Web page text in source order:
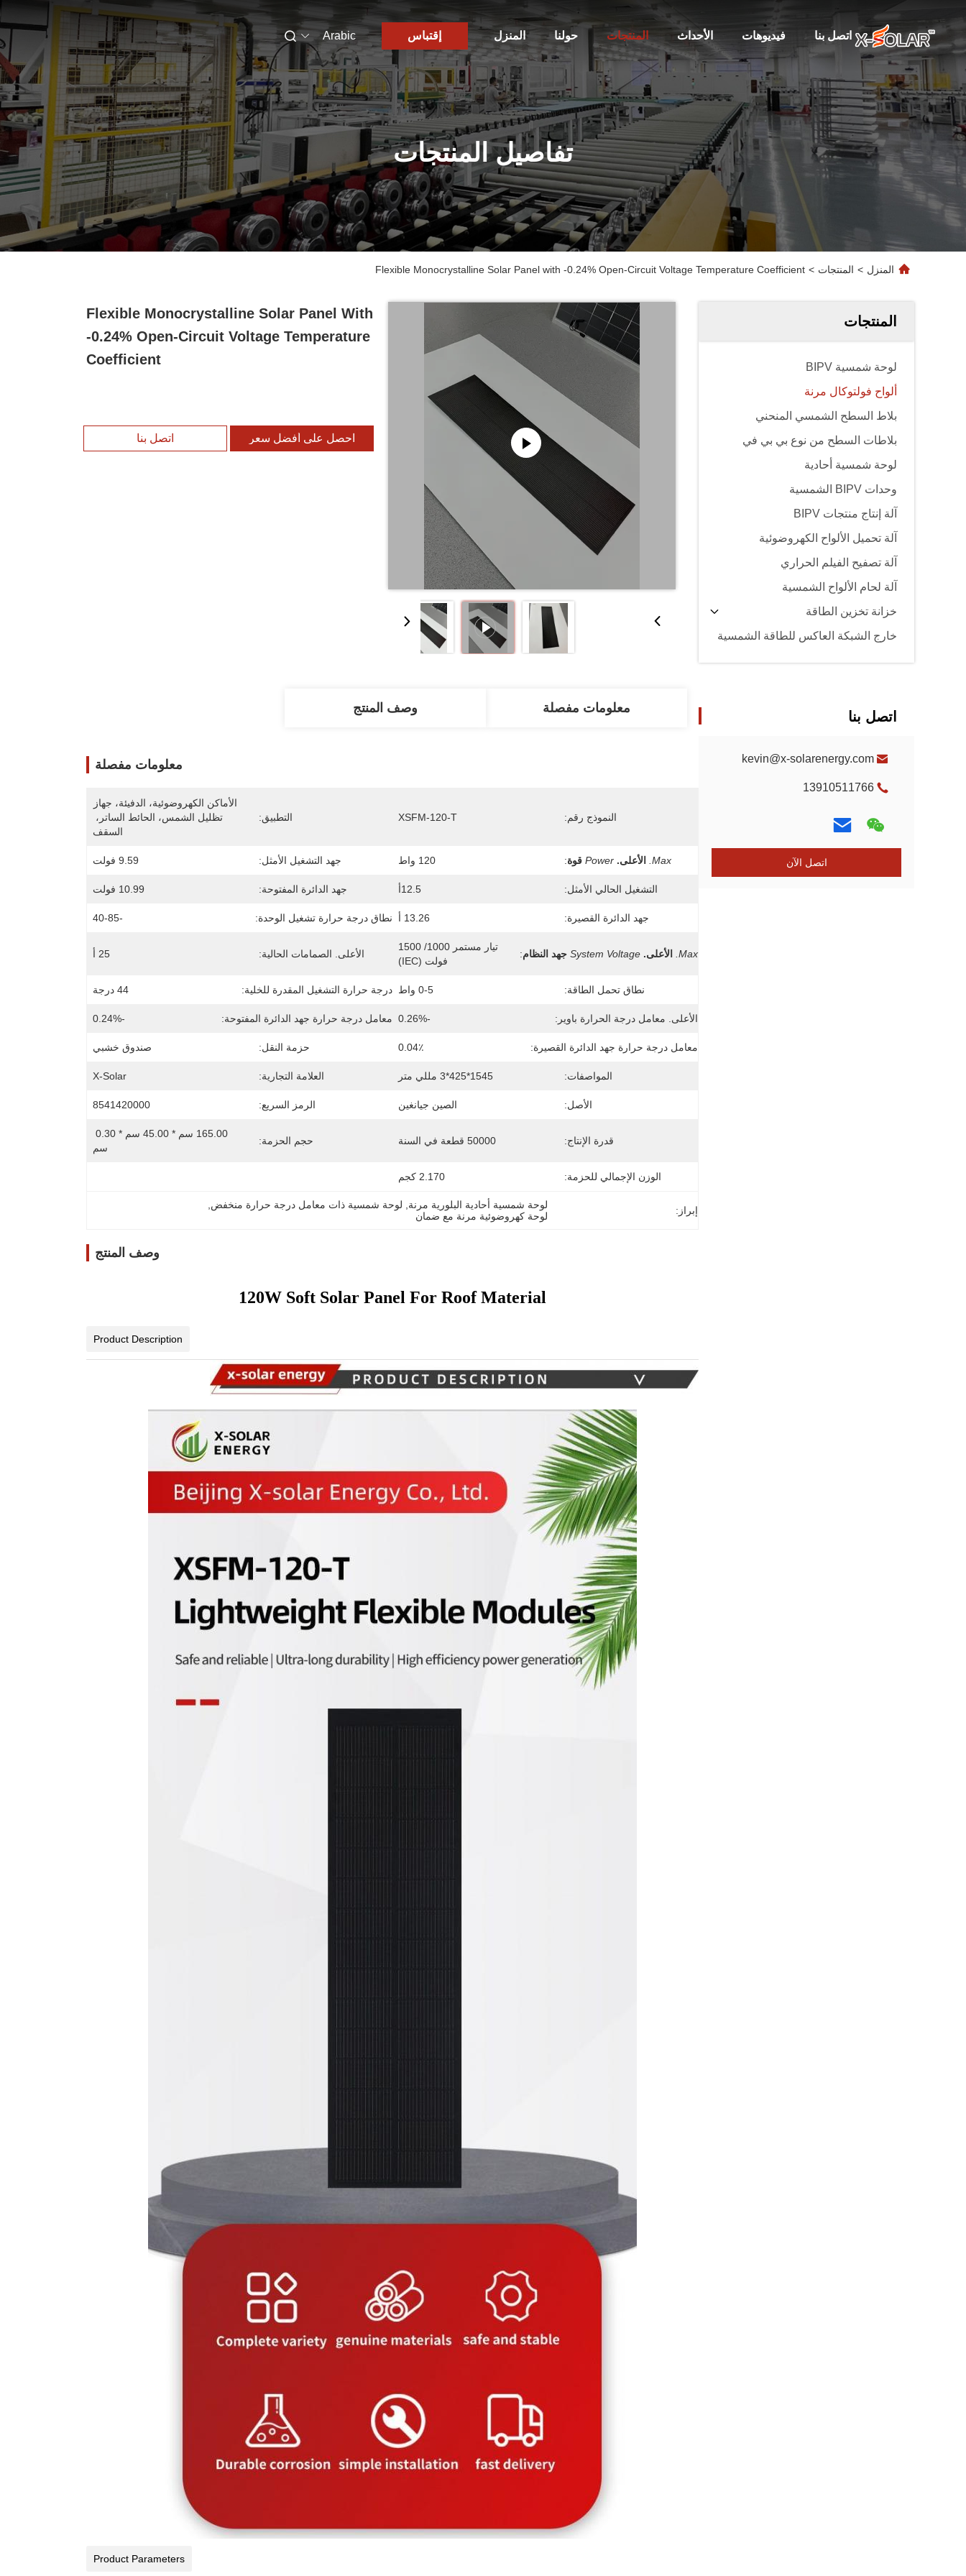
المنزل حولنا المنتجات الأحداث فيديوهات اتصل بنا إقتباس Arabic
تفاصيل المنتجات
المنزل > المنتجات >
Flexible Monocrystalline Solar Panel with -0.24% Open-Circuit Voltage Temperature Coefficient
المنتجات
لوحة شمسية BIPV
ألواح فولتوكال مرنة
بلاط السطح الشمسي المنحني
بلاطات السطح من نوع بي بي في
لوحة شمسية أحادية
وحدات BIPV الشمسية
آلة إنتاج منتجات BIPV
آلة تحميل الألواح الكهروضوئية
آلة تصفيح الفيلم الحراري
آلة لحام الألواح الشمسية
خزانة تخزين الطاقة
خارج الشبكة العاكس للطاقة الشمسية
اتصل بنا
kevin@x-solarenergy.com
13910511766
اتصل الآن
Flexible Monocrystalline Solar Panel With
-0.24% Open-Circuit Voltage Temperature
Coefficient
احصل على أفضل سعر اتصل بنا
معلومات مفصلة وصف المنتج
معلومات مفصلة
النموذج رقم: XSFM-120-T التطبيق:
السقف
Max. الأعلى. Power قوة: 120 واط جهد التشغيل الأمثل: 9.59 فولت
التشغيل الحالي الأمثل: 12.5أ جهد الدائرة المفتوحة: 10.99 فولت
جهد الدائرة القصيرة: 13.26 أ نطاق درجة حرارة تشغيل الوحدة: -40-85
Max. الأعلى. System Voltage جهد النظام:
فولت (IEC)
الأعلى. الصمامات الحالية: 25 أ
نطاق تحمل الطاقة: 0-5 واط درجة حرارة التشغيل المقدرة للخلية: 44 درجة
الأعلى. معامل درجة الحرارة باوير: -0.26% معامل درجة حرارة جهد الدائرة المفتوحة: -0.24%
معامل درجة حرارة جهد الدائرة القصيرة: 0.04٪ حزمة النقل: صندوق خشبي
المواصفات: 1545*425*3 مللي متر العلامة التجارية: X-Solar
الأصل: الصين جيانغين الرمز السريع: 8541420000
قدرة الإنتاج: 50000 قطعة في السنة حجم الحزمة:
سم
الوزن الإجمالي للحزمة: 2.170 كجم
إبراز: لوحة شمسية أحادية البلورية مرنة لوحة شمسية ذات معامل درجة حرارة منخفض
لوحة كهروضوئية مرنة مع ضمان
وصف المنتج
120W Soft Solar Panel For Roof Material
Product Description
Product Parameters